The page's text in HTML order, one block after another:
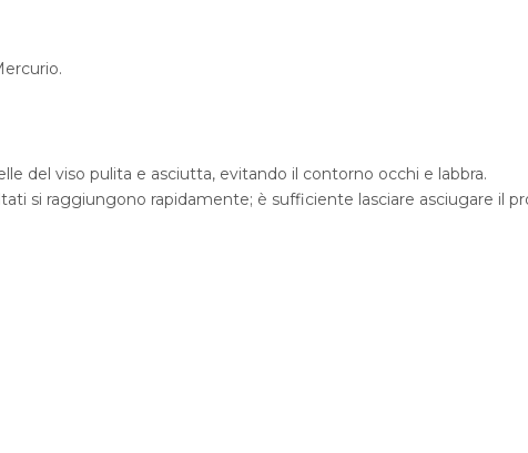
del viso pulita e asciutta, evitando il contorno occhi e labbra.
si raggiungono rapidamente; è sufficiente lasciare asciugare il